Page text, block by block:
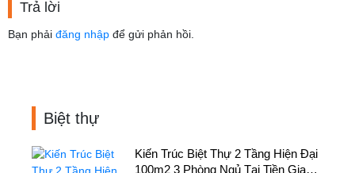
Trả lời
Bạn phải đăng nhập để gửi phản hồi.
Biệt thự
Kiến Trúc Biệt Thự 2 Tầng Hiện Đại
100m2 3 Phòng Ngủ Tại Tiền Giang